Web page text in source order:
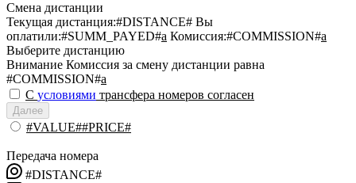
Смена дистанции
Текущая дистанция:#DISTANCE# Вы
оплатили:#SUMM_PAYED#a Комиссия:#COMMISSION#a
Выберите дистанцию
Внимание Комиссия за смену дистанции равна
#COMMISSION#a
С условиями трансфера номеров согласен
Далее
#VALUE##PRICE#
Передача номера
#DISTANCE#